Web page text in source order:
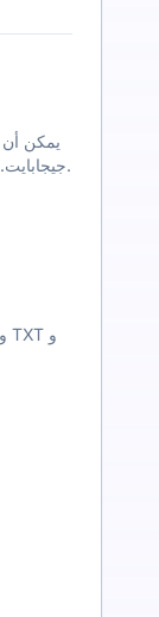
جيجابايت. قم بتحميل 50 ملفًا في المرة الواحدة.